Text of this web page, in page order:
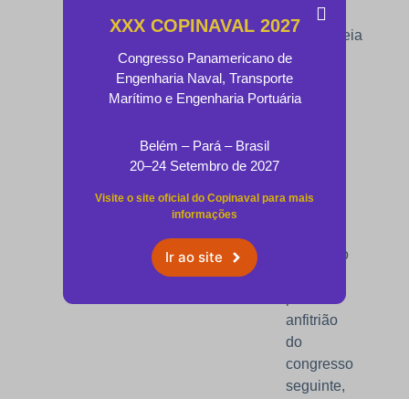
Assembleia
Geral,
realizada
em
escolhido
anfitrião
do
congresso
seguinte,
XXX COPINAVAL 2027
Congresso Panamericano de
Engenharia Naval, Transporte
Marítimo e Engenharia Portuária
Belém – Pará – Brasil
20–24 Setembro de 2027
Visite o site oficial do Copinaval para mais
informações
Ir ao site